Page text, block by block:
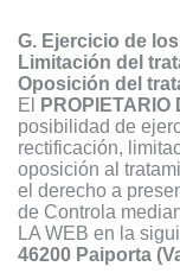
G. Ejercicio de
Limitación del
Oposición del
El PROPIETARIO
posibilidad de
rectificación,
oposición al
el derecho a
de Controla
LA WEB en la
46200 Paiporta